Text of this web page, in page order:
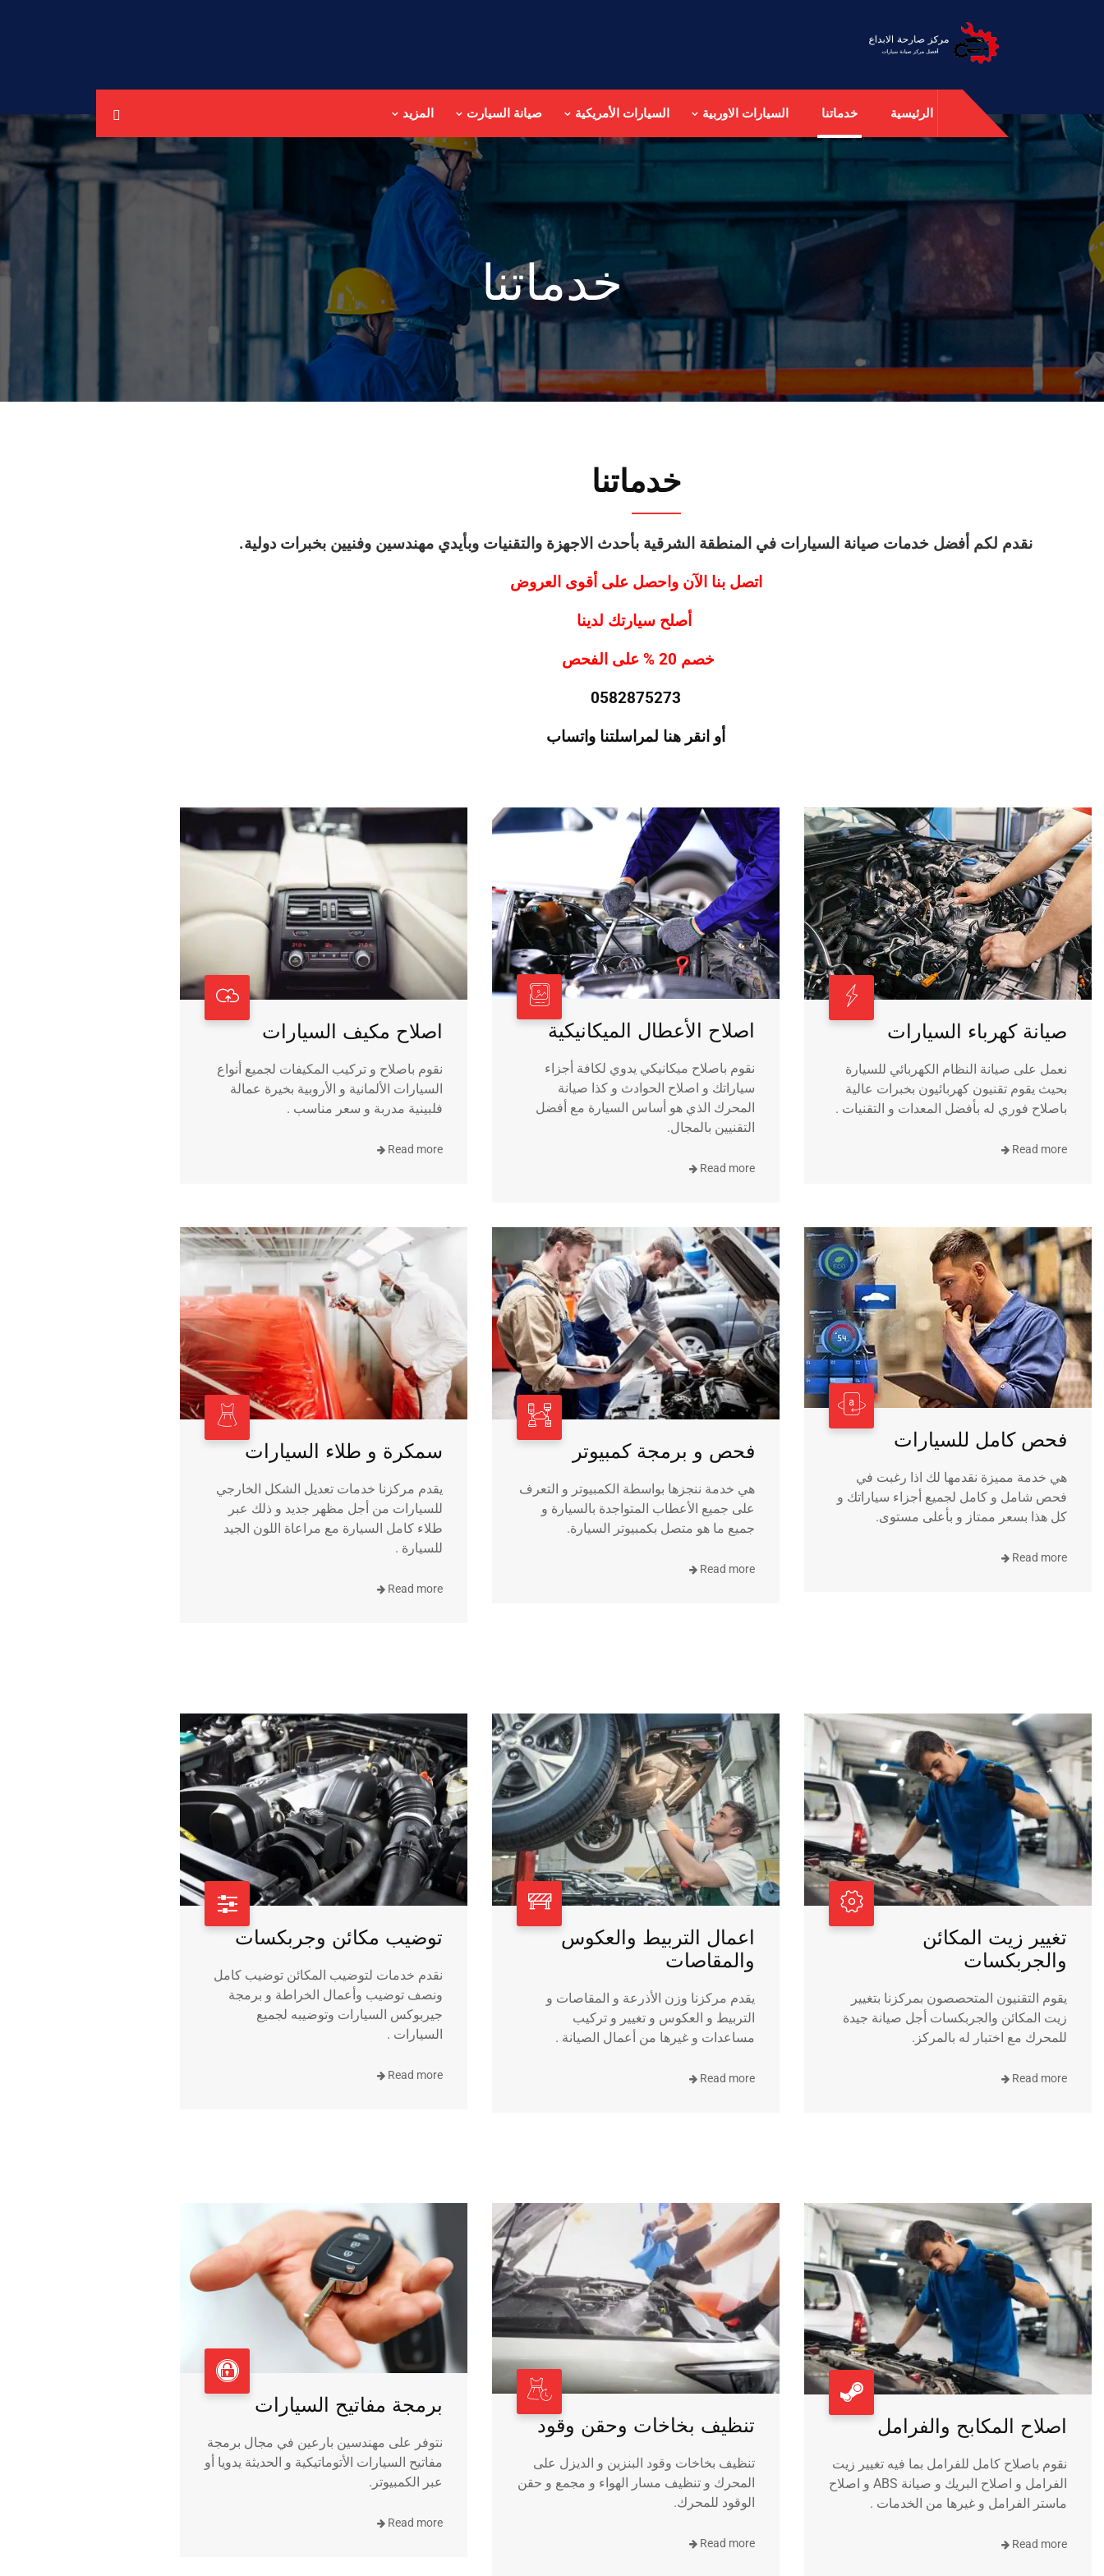
الرئيسية خدماتنا السيارات الاوربية السيارات الأمريكية صيانة السيارت المزيد
خدماتنا
خدماتنا
نقدم لكم أفضل خدمات صيانة السيارات في المنطقة الشرقية بأحدث الاجهزة والتقنيات وبأيدي مهندسين وفنيين بخبرات دولية.
اتصل بنا الآن واحصل على أقوى العروض
أصلح سيارتك لدينا
خصم 20 % على الفحص
0582875273
أو انقر هنا لمراسلتنا واتساب
صيانة كهرباء السيارات
نعمل على صيانة النظام الكهربائي للسيارة
بحيث يقوم تقنيون كهربائيون بخبرات عالية
باصلاح فوري له بأفضل المعدات و التقنيات .
Read more
اصلاح الأعطال الميكانيكية
نقوم باصلاح ميكانيكي يدوي لكافة أجزاء
سياراتك و اصلاح الحوادث و كذا صيانة
المحرك الذي هو أساس السيارة مع أفضل
التقنيين بالمجال.
Read more
اصلاح مكيف السيارات
نقوم باصلاح و تركيب المكيفات لجميع أنواع
السيارات الألمانية و الأروبية بخيرة عمالة
فلبينية مدربة و سعر مناسب .
Read more
فحص كامل للسيارات
هي خدمة مميزة نقدمها لك اذا رغبت في
فحص شامل و كامل لجميع أجزاء سياراتك و
كل هذا بسعر ممتاز و بأعلى مستوى.
Read more
فحص و برمجة كمبيوتر
هي خدمة ننجزها بواسطة الكمبيوتر و التعرف
على جميع الأعطاب المتواجدة بالسيارة و
جميع ما هو متصل بكمبيوتر السيارة.
Read more
سمكرة و طلاء السيارات
يقدم مركزنا خدمات تعديل الشكل الخارجي
للسيارات من أجل مظهر جديد و ذلك عبر
طلاء كامل السيارة مع مراعاة اللون الجيد
للسيارة .
Read more
تغيير زيت المكائن
والجربكسات
يقوم التقنيون المتحصصون بمركزنا بتغيير
زيت المكائن والجربكسات أجل صيانة جيدة
للمحرك مع اختبار له بالمركز.
Read more
اعمال التربيط والعكوس
والمقاصات
يقدم مركزنا وزن الأذرعة و المقاصات و
التربيط و العكوس و تغيير و تركيب
مساعدات و غيرها من أعمال الصيانة .
Read more
توضيب مكائن وجربكسات
نقدم خدمات لتوضيب المكائن توضيب كامل
ونصف توضيب وأعمال الخراطة و برمجة
جيربوكس السيارات وتوضيبه لجميع
السيارات .
Read more
اصلاح المكابح والفرامل
نقوم باصلاح كامل للفرامل بما فيه تغيير زيت
الفرامل و اصلاح البريك و صيانة ABS و اصلاح
ماستر الفرامل و غيرها من الخدمات .
Read more
تنظيف بخاخات وحقن وقود
تنظيف بخاخات وقود البنزين و الديزل على
المحرك و تنظيف مسار الهواء و مجمع و حقن
الوقود للمحرك.
Read more
برمجة مفاتيح السيارات
نتوفر على مهندسين بارعين في مجال برمجة
مفاتيح السيارات الأتوماتيكية و الحديثة يدويا أو
عبر الكمبيوتر.
Read more